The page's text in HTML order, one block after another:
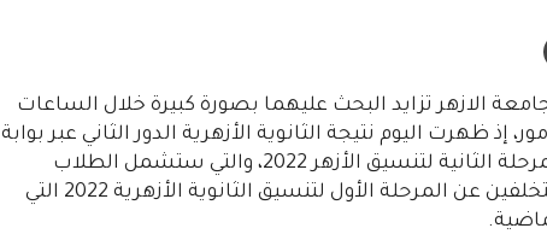
الازهر تزايد البحث عليهما بصورة كبيرة خلال الساعات
إذ ظهرت اليوم نتيجة الثانوية الأزهرية الدور الثاني عبر بوابة
الأزهر، حيث يستعد الطلاب لبدء المرحلة الثانية لتنسيق الأزهر 2022، والتي ستشمل الطلاب
الناجحين في الدور الثاني وكذلك المتخلفين عن المرحلة الأول لتنسيق الثانوية الأزهرية 2022 التي